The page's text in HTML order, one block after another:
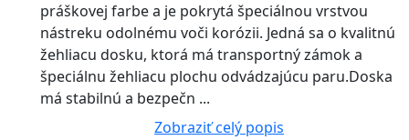
práškovej farbe a je pokrytá špeciálnou vrstvou
nástreku odolnému voči korózii. Jedná sa o kvalitnú
žehliacu dosku, ktorá má transportný zámok a
špeciálnu žehliacu plochu odvádzajúcu paru.Doska
má stabilnú a bezpečn ...
Zobraziť celý popis